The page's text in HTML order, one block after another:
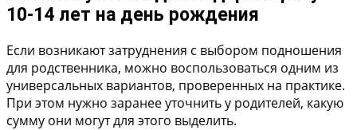
10-14 лет на день рождения
Если возникают затруднения с выбором подношения
для родственника, можно воспользоваться одним из
универсальных вариантов, проверенных на практике.
При этом нужно заранее уточнить у родителей, какую
сумму они могут для этого выделить.